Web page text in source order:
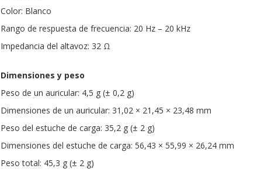
Color: Blanco
Rango de respuesta de frecuencia: 20 Hz – 20 kHz
Impedancia del altavoz: 32 Ω
Dimensiones y peso
Peso de un auricular: 4,5 g (± 0,2 g)
Dimensiones de un auricular: 31,02 × 21,45 × 23,48 mm
Peso del estuche de carga: 35,2 g (± 2 g)
Dimensiones del estuche de carga: 56,43 × 55,99 × 26,24 mm
Peso total: 45,3 g (± 2 g)